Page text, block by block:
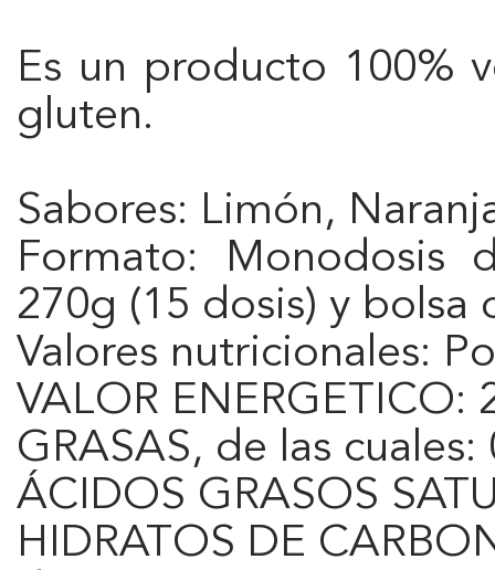
Es un producto 100%
gluten.
Sabores: Limón,
Formato:
270g (15 dosis) y bolsa
Valores nutricionales:
VALOR ENERGETICO:
GRASAS, de las cuales:
ÁCIDOS GRASOS
HIDRATOS DE